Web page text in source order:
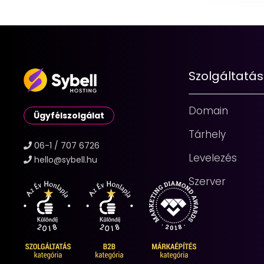
Ügyfélszolgálat
06-1 / 707 6726
hello@sybell.hu
Domain
Tárhely
Levelezés
Szerver